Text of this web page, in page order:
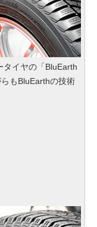
タイヤの「BluEarth
もBluEarthの技術